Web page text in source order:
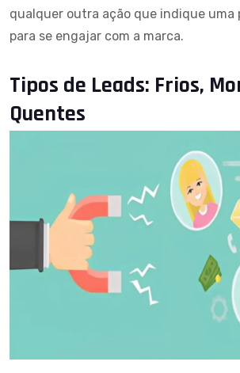
qualquer outra ação que indique uma
para se engajar com a marca.
Tipos de Leads: Frios,
Quentes